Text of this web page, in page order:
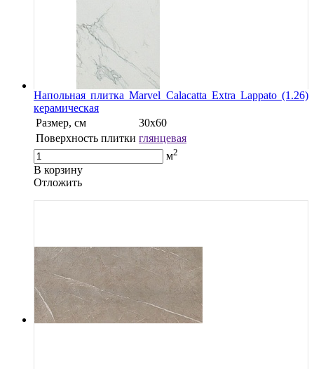
Напольная плитка Marvel Calacatta Extra Lappato (1.26)
керамическая
Размер, см
30x60
Поверхность плитки глянцевая
м2
В корзину
Oтложить